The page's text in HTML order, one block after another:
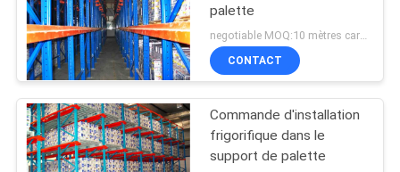
palette
CONTACT
Commande d'installation
frigorifique dans le
support de palette